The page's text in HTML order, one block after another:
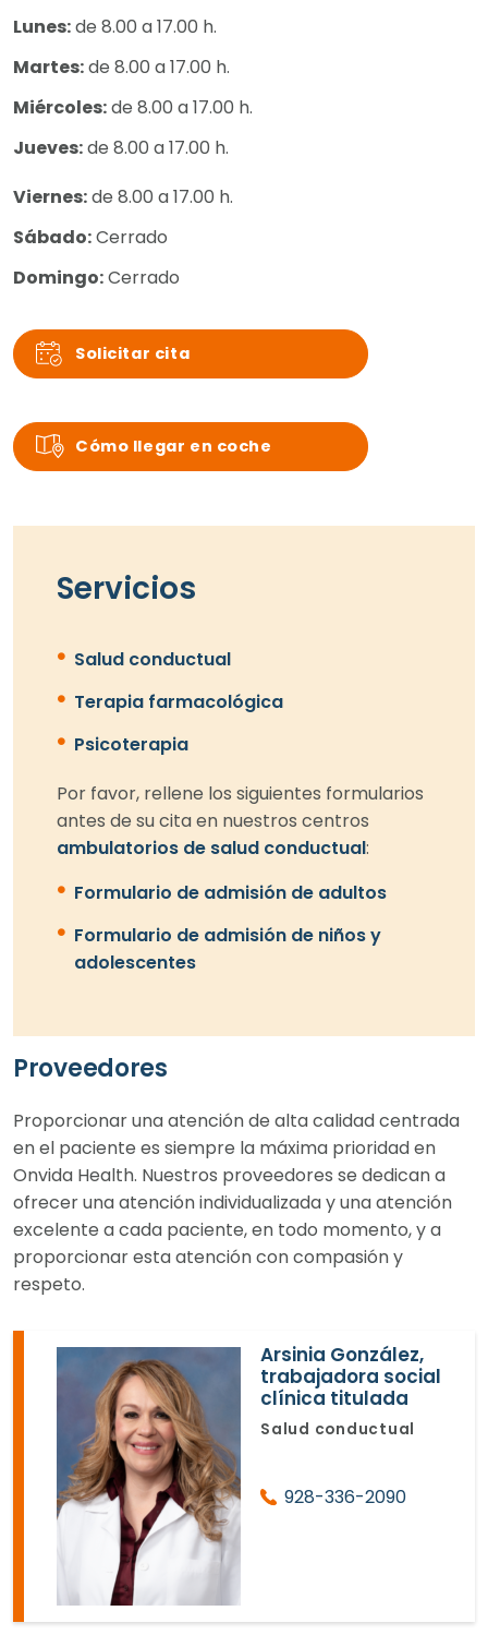
Lunes:de 8.00 a 17.00 h.
Martes:de 8.00 a 17.00 h.
Miércoles:de 8.00 a 17.00 h.
Jueves:de 8.00 a 17.00 h.
Viernes:de 8.00 a 17.00 h.
Sábado:Cerrado
Domingo:Cerrado
Solicitar cita
Cómo llegar en coche
Servicios
Salud conductual
Terapia farmacológica
Psicoterapia
Por favor, rellene los siguientes formularios
antes de su cita en nuestros centros
ambulatorios de salud conductual:
Formulario de admisión de adultos
Formulario de admisión de niños y
adolescentes
Proveedores
Proporcionar una atención de alta calidad centrada
en el paciente es siempre la máxima prioridad en
Onvida Health. Nuestros proveedores se dedican a
ofrecer una atención individualizada y una atención
excelente a cada paciente, en todo momento, y a
proporcionar esta atención con compasión y
respeto.
Arsinia González,
trabajadora social
clínica titulada
Salud conductual
928-336-2090